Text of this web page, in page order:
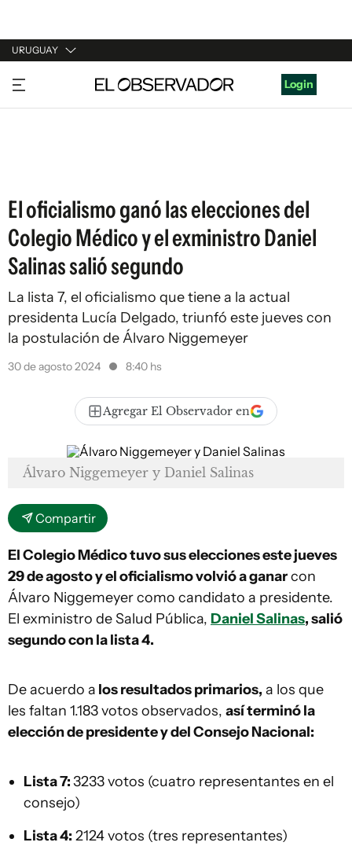
URUGUAY
URUGUAY
ARGENTINA
Login
El oficialismo ganó las elecciones del
Colegio Médico y el exministro Daniel
Salinas salió segundo
La lista 7, el oficialismo que tiene a la actual
presidenta Lucía Delgado, triunfó este jueves con
la postulación de Álvaro Niggemeyer
30 de agosto 2024 8:40 hs
Agregar El Observador en
Álvaro Niggemeyer y Daniel Salinas
Compartir
El Colegio Médico tuvo sus elecciones este jueves
29 de agosto y el oficialismo volvió a ganarcon
Álvaro Niggemeyer como candidato a presidente.
El exministro de Salud Pública, Daniel Salinas, salió
segundo con la lista 4.
De acuerdo a los resultados primarios, a los que
les faltan 1.183 votos observados, así terminó la
elección de presidente y del Consejo Nacional:
Lista 7:3233 votos (cuatro representantes en el
consejo)
Lista 4: 2124 votos (tres representantes)